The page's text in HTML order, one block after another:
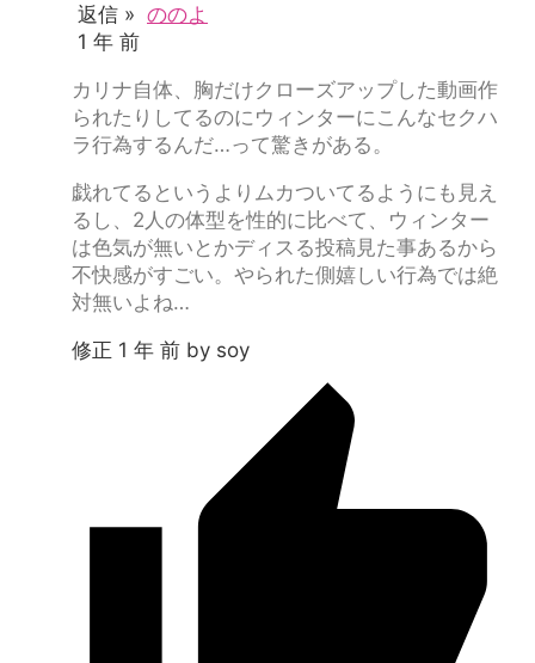
返信 » ののよ
1 年 前
カリナ自体、胸だけクローズアップした動画作
られたりしてるのにウィンターにこんなセクハ
ラ行為するんだ…って驚きがある。
戯れてるというよりムカついてるようにも見え
るし、2人の体型を性的に比べて、ウィンター
は色気が無いとかディスる投稿見た事あるから
不快感がすごい。やられた側嬉しい行為では絶
対無いよね…
修正 1 年 前 by soy